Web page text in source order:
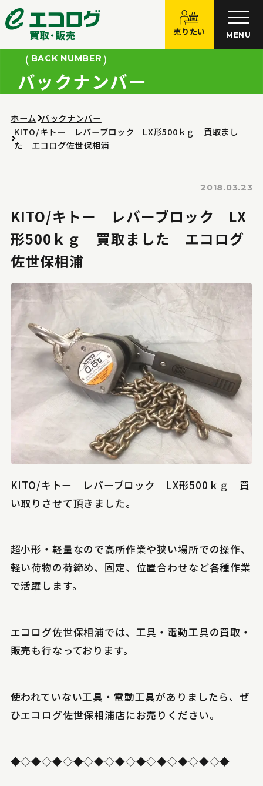
売りたい MENU
BACK NUMBER
バックナンバー
ホーム バックナンバー
KITO/キトー レバーブロック LX形500ｋｇ 買取まし
た エコログ佐世保相浦
2018.03.23
KITO/キトー レバーブロック LX
形500ｋｇ 買取ました エコログ
佐世保相浦
KITO/キトー レバーブロック LX形500ｋｇ 買
い取りさせて頂きました。
超小形・軽量なので高所作業や狭い場所での操作、
軽い荷物の荷締め、固定、位置合わせなど各種作業
で活躍します。
エコログ佐世保相浦では、工具・電動工具の買取・
販売も行なっております。
使われていない工具・電動工具がありましたら、ぜ
ひエコログ佐世保相浦店にお売りください。
◆◇◆◇◆◇◆◇◆◇◆◇◆◇◆◇◆◇◆◇◆